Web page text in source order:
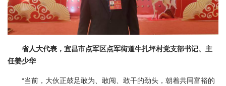
省人大代表，宜昌市点军区点军街道牛扎坪村党支部书记、主
任姜少华
“当前，大伙正鼓足敢为、敢闯、敢干的劲头，朝着共同富裕的